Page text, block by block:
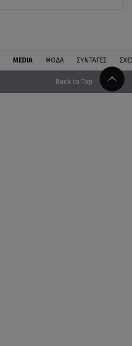
MEDIA ΜΟΔΑ ΣΥΝΤΑΓΕΣ
Back to Top